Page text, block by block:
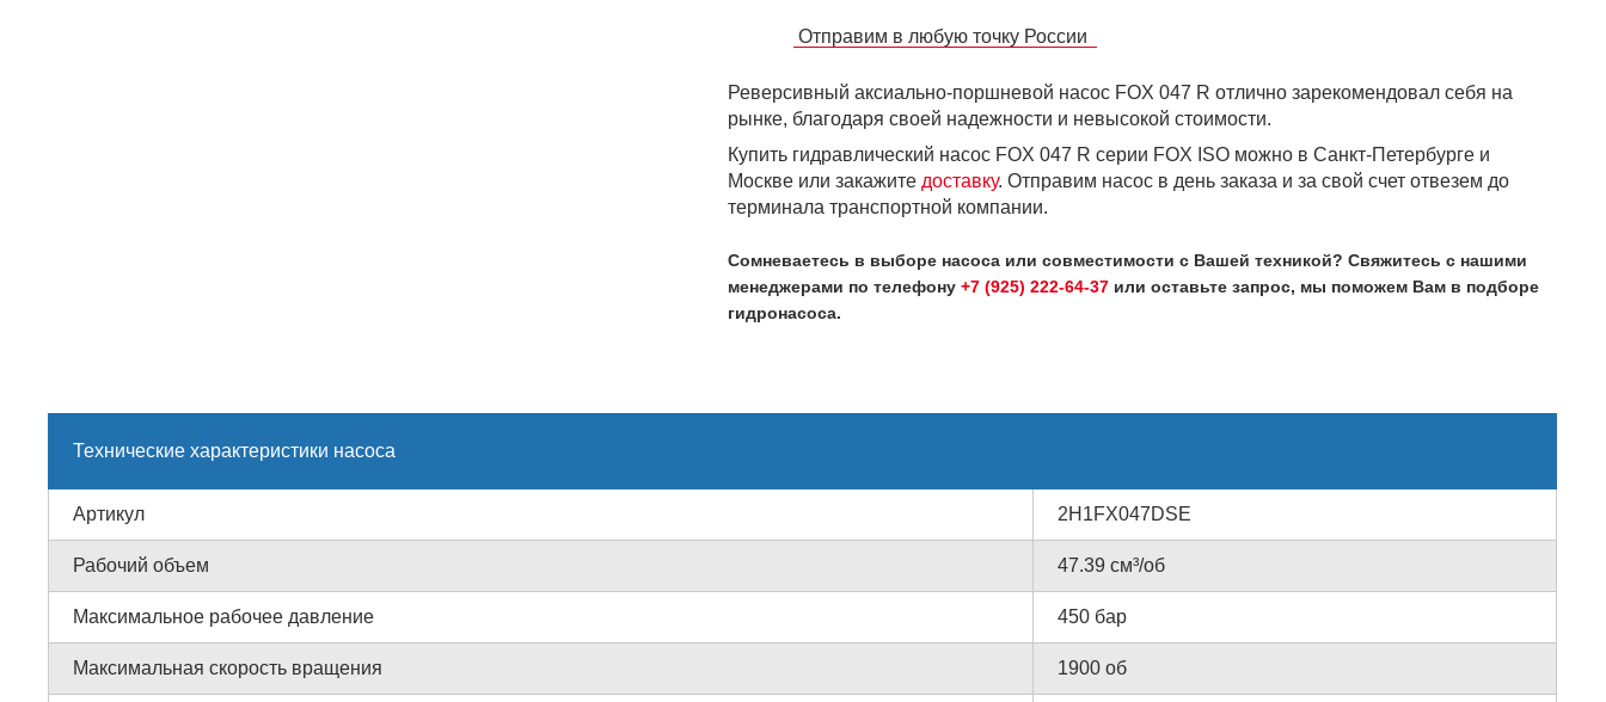
Отправим в любую точку России
Реверсивный аксиально-поршневой насос FOX 047 R отлично зарекомендовал себя на
рынке, благодаря своей надежности и невысокой стоимости.
Купить гидравлический насос FOX 047 R серии FOX ISO можно в Санкт-Петербурге и
Москве или закажите доставку. Отправим насос в день заказа и за свой счет отвезем до
терминала транспортной компании.
Сомневаетесь в выборе насоса или совместимости с Вашей техникой? Свяжитесь с нашими
менеджерами по телефону +7 (925) 222-64-37или оставьте запрос, мы поможем Вам в подборе
гидронасоса.
Технические характеристики насоса
Артикул 2H1FX047DSE
Рабочий объем 47.39 см³/об
Максимальное рабочее давление 450 бар
Максимальная скорость вращения 1900 об